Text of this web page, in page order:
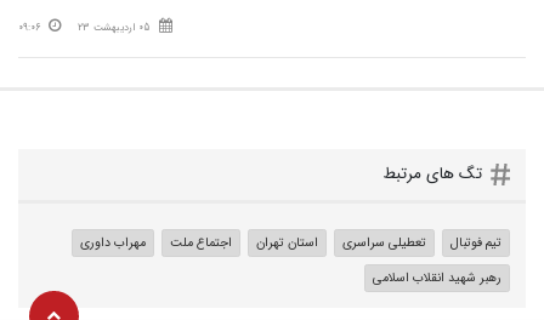
05 اردیبهشت 23 09:06
تگ های مرتبط
تیم فوتبال تعطیلی سراسری استان تهران اجتماع ملت
مهراب داوری
رهبر شهید انقلاب اسلامی